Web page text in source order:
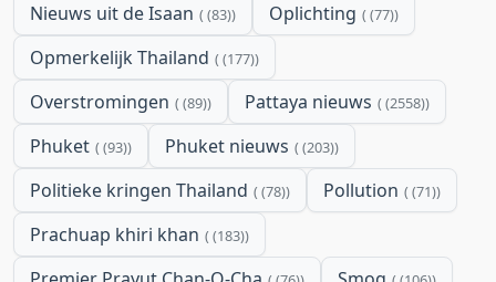
Nieuws uit de Isaan (83) Oplichting (77)
Opmerkelijk Thailand (177)
Overstromingen (89) Pattaya nieuws (2558)
Phuket (93) Phuket nieuws (203)
Politieke kringen Thailand (78) Pollution (71)
Prachuap khiri khan (183)